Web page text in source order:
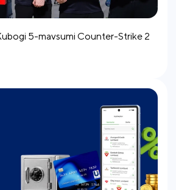
5-mavsumi Counter-Strike 2